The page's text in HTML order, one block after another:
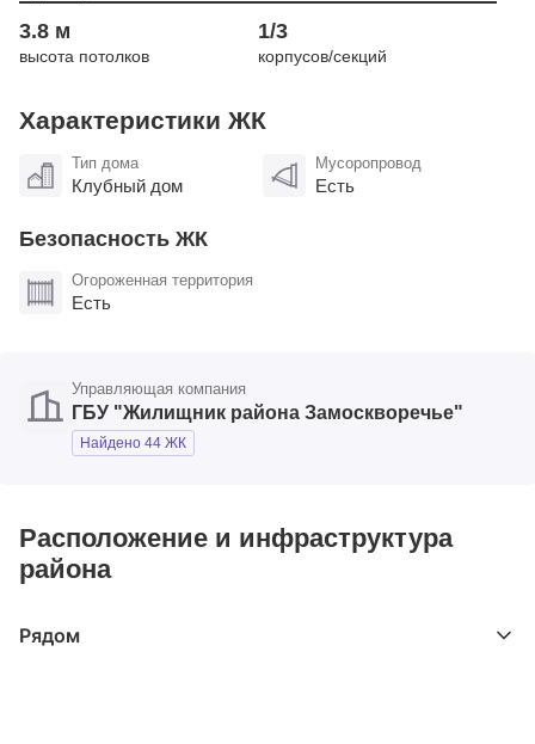
3.8 м
высота потолков
1/3
корпусов/секций
Характеристики ЖК
Тип дома
Клубный дом
Мусоропровод
Есть
Безопасность ЖК
Огороженная территория
Есть
Управляющая компания
ГБУ "Жилищник района Замоскворечье"
Найдено 44 ЖК
Расположение и инфраструктура
района
Рядом